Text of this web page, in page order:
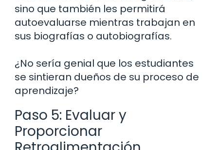
sino que también les permitirá
autoevaluarse mientras trabajan en
sus biografías o autobiografías.
¿No sería genial que los estudiantes
se sintieran dueños de su proceso de
aprendizaje?
Paso 5: Evaluar y
Proporcionar